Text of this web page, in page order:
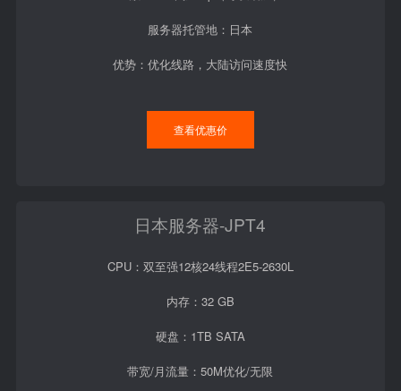
服务器托管地：日本
优势：优化线路，大陆访问速度快
查看优惠价
日本服务器-JPT4
CPU：双至强12核24线程2E5-2630L
内存：32 GB
硬盘：1TB SATA
带宽/月流量：50M优化/无限